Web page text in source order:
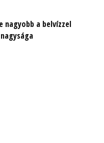
nagyobb a belvízzel